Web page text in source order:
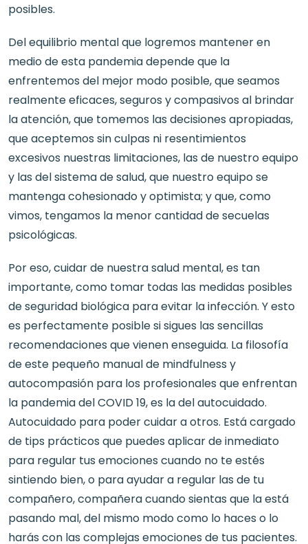
posibles.
Del equilibrio mental que logremos mantener en
medio de esta pandemia depende que la
enfrentemos del mejor modo posible, que seamos
realmente eficaces, seguros y compasivos al brindar
la atención, que tomemos las decisiones apropiadas,
que aceptemos sin culpas ni resentimientos
excesivos nuestras limitaciones, las de nuestro equipo
y las del sistema de salud, que nuestro equipo se
mantenga cohesionado y optimista; y que, como
vimos, tengamos la menor cantidad de secuelas
psicológicas.
Por eso, cuidar de nuestra salud mental, es tan
importante, como tomar todas las medidas posibles
de seguridad biológica para evitar la infección. Y esto
es perfectamente posible si sigues las sencillas
recomendaciones que vienen enseguida. La filosofía
de este pequeño manual de mindfulness y
autocompasión para los profesionales que enfrentan
la pandemia del COVID 19, es la del autocuidado.
Autocuidado para poder cuidar a otros. Está cargado
de tips prácticos que puedes aplicar de inmediato
para regular tus emociones cuando no te estés
sintiendo bien, o para ayudar a regular las de tu
compañero, compañera cuando sientas que la está
pasando mal, del mismo modo como lo haces o lo
harás con las complejas emociones de tus pacientes.